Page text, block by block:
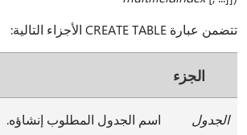
تتضمن عبارة CREATE TABLE الأجزاء التالية:
الجزء
الجدول اسم الجدول المطلوب إنشاؤه.